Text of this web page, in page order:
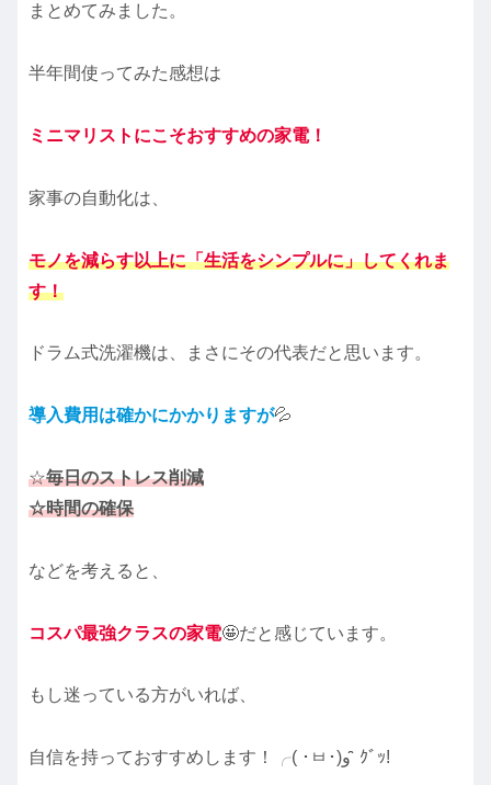
まとめてみました。
半年間使ってみた感想は
ミニマリストにこそおすすめの家電！
家事の自動化は、
モノを減らす以上に「生活をシンプルに」してくれま
す！
ドラム式洗濯機は、まさにその代表だと思います。
導入費用は確かにかかりますが💦
☆毎日のストレス削減
☆時間の確保
などを考えると、
コスパ最強クラスの家電🤩だと感じています。
もし迷っている方がいれば、
自信を持っておすすめします！╭( ･ㅂ･)و ̑̑ ｸﾞｯ!